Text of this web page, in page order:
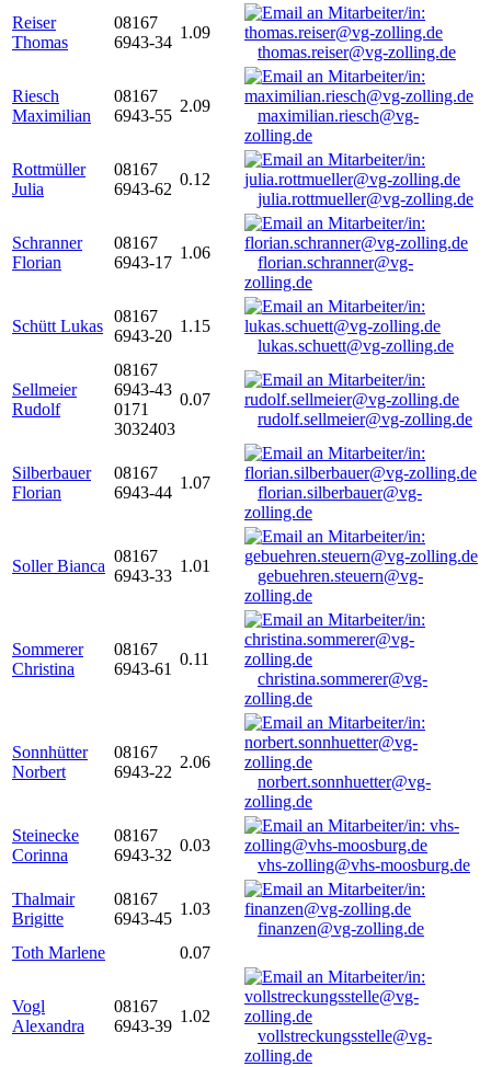
Reiser
Thomas
08167
6943-34
1.09
thomas.reiser@vg-zolling.de
Riesch
Maximilian
08167
6943-55
2.09
maximilian.riesch@vg-
zolling.de
Rottmüller
Julia
08167
6943-62
0.12
julia.rottmueller@vg-zolling.de
Schranner
Florian
08167
6943-17
1.06
florian.schranner@vg-
zolling.de
Schütt Lukas
08167
6943-20
1.15
lukas.schuett@vg-zolling.de
Sellmeier
Rudolf
08167
6943-43
0171
3032403
0.07
rudolf.sellmeier@vg-zolling.de
Silberbauer
Florian
08167
6943-44
1.07
florian.silberbauer@vg-
zolling.de
Soller Bianca
08167
6943-33
1.01
gebuehren.steuern@vg-
zolling.de
Sommerer
Christina
08167
6943-61
0.11
christina.sommerer@vg-
zolling.de
Sonnhütter
Norbert
08167
6943-22
2.06
norbert.sonnhuetter@vg-
zolling.de
Steinecke
Corinna
08167
6943-32
0.03
vhs-zolling@vhs-moosburg.de
Thalmair
Brigitte
08167
6943-45
1.03
finanzen@vg-zolling.de
Toth Marlene
0.07
Vogl
Alexandra
08167
6943-39
1.02
vollstreckungsstelle@vg-
zolling.de